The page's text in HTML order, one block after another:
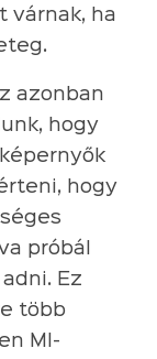
várnak, ha
azonban
hogy
hogy
próbál
Ez
több
MI-